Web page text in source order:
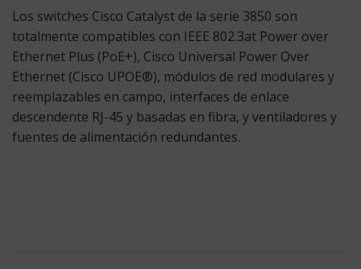
Los switches Cisco Catalyst de la serie 3850 son
totalmente compatibles con IEEE 802.3at Power over
Ethernet Plus (PoE+), Cisco Universal Power Over
Ethernet (Cisco UPOE®), módulos de red modulares y
reemplazables en campo, interfaces de enlace
descendente RJ-45 y basadas en fibra, y ventiladores y
fuentes de alimentación redundantes.